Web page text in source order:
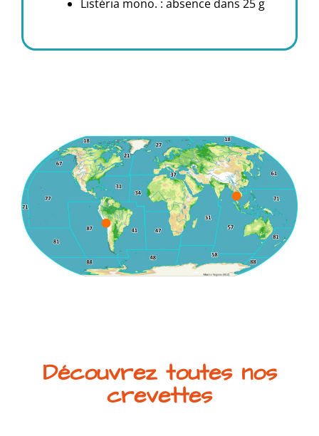
Listéria mono. : absence dans 25 g
Découvrez toutes nos
crevettes